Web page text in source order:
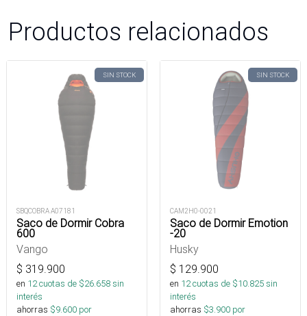
Productos relacionados
SIN STOCK
SBQCOBRA A07181
Saco de Dormir Cobra
600
Vango
$ 319.900
en 12cuotas de $26.658sin
interés
ahorras $9.600 por
SIN STOCK
CAM2H0-0021
Saco de Dormir Emotion
-20
Husky
$ 129.900
en 12cuotas de $10.825sin
interés
ahorras $3.900 por